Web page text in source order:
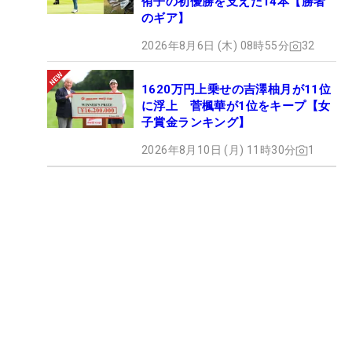
のギア】
2026年8月6日 (木) 08時55分 32
1620万円上乗せの吉澤柚月が11位
に浮上 菅楓華が1位をキープ【女
子賞金ランキング】
2026年8月10日 (月) 11時30分 1